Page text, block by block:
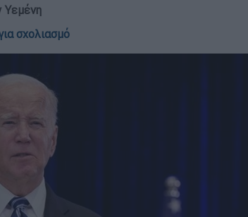
Υεμένη
σχολιασμό